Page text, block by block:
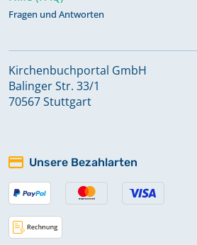
Fragen und Antworten
Kirchenbuchportal GmbH
Balinger Str. 33/1
70567 Stuttgart
Unsere Bezahlarten